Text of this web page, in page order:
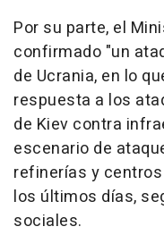
Por su parte, el
confirmado "un
de Ucrania, en lo
respuesta a los
de Kiev contra
escenario de
refinerías y
los últimos días,
sociales.